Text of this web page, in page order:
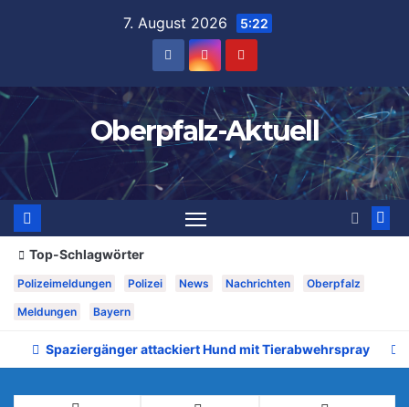
7. August 2026 5:22
Oberpfalz-Aktuell
Top-Schlagwörter
Polizeimeldungen Polizei News Nachrichten Oberpfalz
Meldungen Bayern
Spaziergänger attackiert Hund mit Tierabwehrspray